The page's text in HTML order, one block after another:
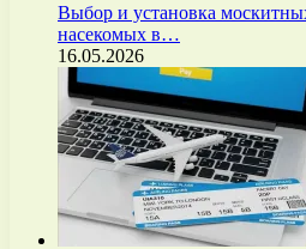
Выбор и установка
насекомых в…
16.05.2026